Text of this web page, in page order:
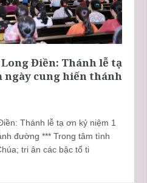
Điền: Thánh lễ tạ
ngày cung hiến thánh
Thánh lễ tạ ơn kỷ niệm 1
đường *** Trong tâm tình
tri ân các bậc tổ ti